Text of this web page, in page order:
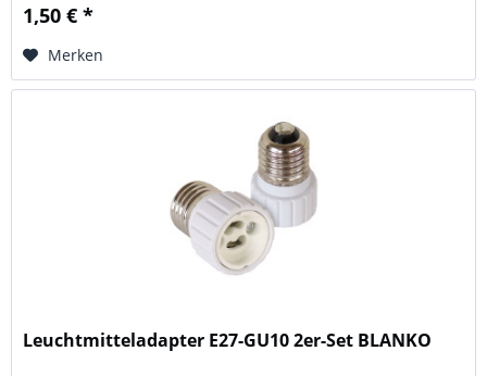
1,50 € *
Merken
Leuchtmitteladapter E27-GU10 2er-Set BLANKO